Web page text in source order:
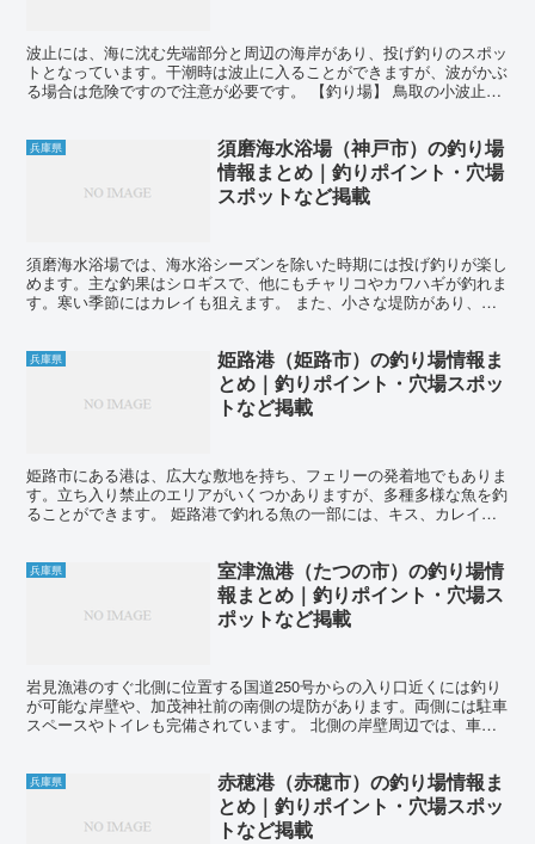
波止には、海に沈む先端部分と周辺の海岸があり、投げ釣りのスポッ
トとなっています。干潮時は波止に入ることができますが、波がかぶ
る場合は危険ですので注意が必要です。 【釣り場】 鳥取の小波止
兵庫県
須磨海水浴場（神戸市）の釣り場
情報まとめ｜釣りポイント・穴場
スポットなど掲載
須磨海水浴場では、海水浴シーズンを除いた時期には投げ釣りが楽し
めます。主な釣果はシロギスで、他にもチャリコやカワハギが釣れま
す。寒い季節にはカレイも狙えます。 また、小さな堤防があり、そ
兵庫県
姫路港（姫路市）の釣り場情報ま
とめ｜釣りポイント・穴場スポッ
トなど掲載
姫路市にある港は、広大な敷地を持ち、フェリーの発着地でもありま
す。立ち入り禁止のエリアがいくつかありますが、多種多様な魚を釣
ることができます。 姫路港で釣れる魚の一部には、キス、カレイ、
兵庫県
室津漁港（たつの市）の釣り場情
報まとめ｜釣りポイント・穴場ス
ポットなど掲載
岩見漁港のすぐ北側に位置する国道250号からの入り口近くには釣り
が可能な岸壁や、加茂神社前の南側の堤防があります。両側には駐車
スペースやトイレも完備されています。 北側の岸壁周辺では、車を
兵庫県
赤穂港（赤穂市）の釣り場情報ま
とめ｜釣りポイント・穴場スポッ
トなど掲載